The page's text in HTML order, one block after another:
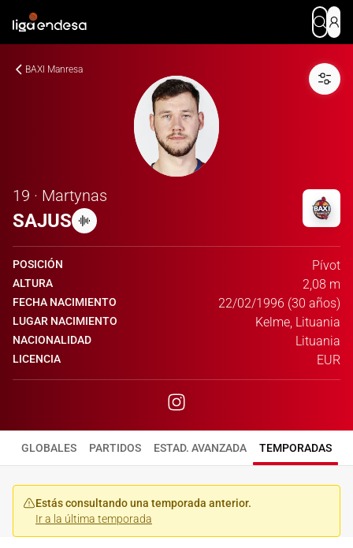
BAXI Manresa
19 · Martynas
SAJUS
POSICIÓN Pívot
ALTURA 2,08 m
FECHA NACIMIENTO 22/02/1996 (30 años)
LUGAR NACIMIENTO Kelme, Lituania
NACIONALIDAD Lituania
LICENCIA EUR
GLOBALES PARTIDOS ESTAD. AVANZADA TEMPORADAS
Estás consultando una temporada anterior.
Ir a la última temporada